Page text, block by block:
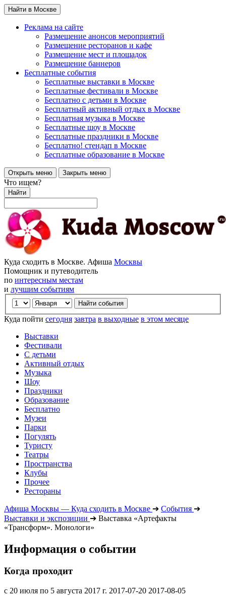
Найти в Москве
Реклама на сайте
Размещение анонсов мероприятий
Размещение ресторанов и кафе
Размещение мест и площадок
Размещение баннеров
Бесплатные события
Бесплатные выставки в Москве
Бесплатные фестивали в Москве
Бесплатно с детьми в Москве
Бесплатный активный отдых в Москве
Бесплатная музыка в Москве
Бесплатные шоу в Москве
Бесплатные праздники в Москве
Бесплатно! стендап в Москве
Бесплатные образование в Москве
Открыть меню Закрыть меню
Что ищем?
Найти
Куда сходить в Москве. Афиша Москвы
Помощник и путеводитель
по интересным местам
и лучшим событиям
Куда пойти сегодня завтра в выходные в этом месяце
Выставки
Фестивали
С детьми
Активный отдых
Музыка
Шоу
Праздники
Образование
Бесплатно
Музеи
Парки
Погулять
Туристу
Театры
Пространства
Клубы
Прочее
Рестораны
Афиша Москвы — Куда сходить в Москве ➔ События ➔
Выставки и экспозиции ➔ Выставка «Артефакты
«Трансформ». Монологи»
Информация о событии
Когда проходит
с 20 июля по 5 августа 2017 г. 2017-07-20 2017-08-05